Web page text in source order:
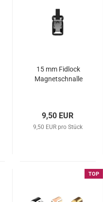
15 mm Fidlock
Magnetschnalle
9,50 EUR
9,50 EUR pro Stück
TOP